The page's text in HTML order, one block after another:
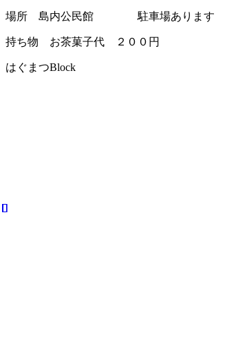
場所 島内公民館 駐車場あります
持ち物 お茶菓子代 ２００円
はぐまつBlock